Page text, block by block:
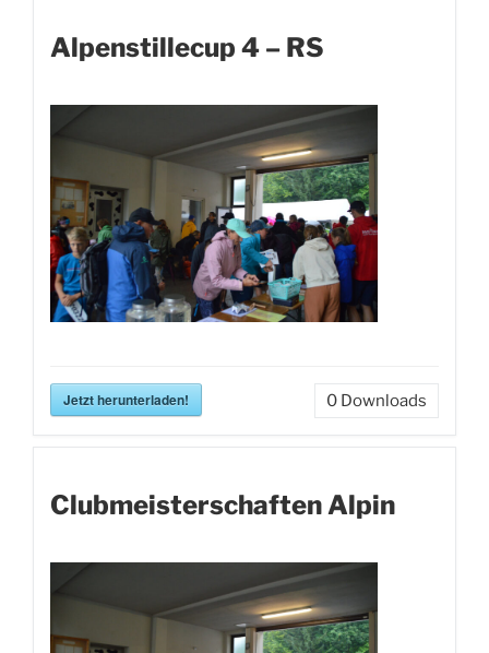
Alpenstillecup 4 – RS
Jetzt herunterladen! 0 Downloads
Clubmeisterschaften Alpin